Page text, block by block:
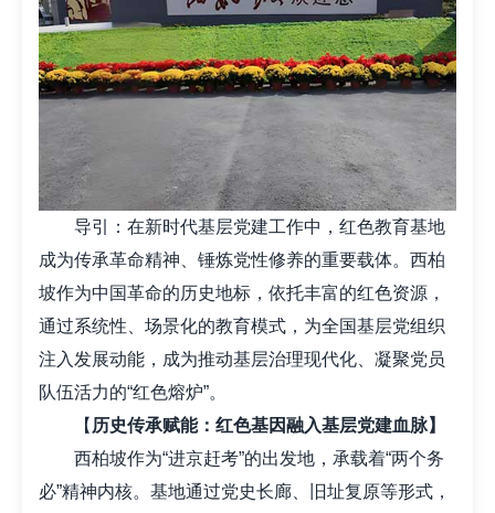
导引：在新时代基层党建工作中，红色教育基地
成为传承革命精神、锤炼党性修养的重要载体。西柏
坡作为中国革命的历史地标，依托丰富的红色资源，
通过系统性、场景化的教育模式，为全国基层党组织
注入发展动能，成为推动基层治理现代化、凝聚党员
队伍活力的“红色熔炉”。
【 历史传承赋能：红色基因融入基层党建血脉】
西柏坡作为“进京赶考”的出发地，承载着“两个务
必”精神内核。基地通过党史长廊、旧址复原等形式，